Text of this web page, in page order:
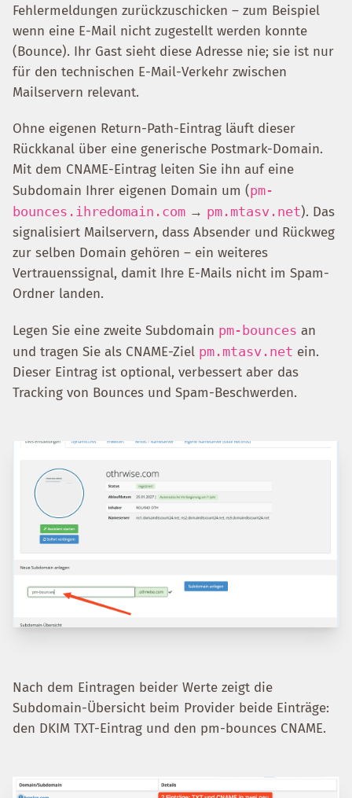
Fehlermeldungen zurückzuschicken – zum Beispiel
wenn eine E-Mail nicht zugestellt werden konnte
(Bounce). Ihr Gast sieht diese Adresse nie; sie ist nur
für den technischen E-Mail-Verkehr zwischen
Mailservern relevant.
Ohne eigenen Return-Path-Eintrag läuft dieser
Rückkanal über eine generische Postmark-Domain.
Mit dem CNAME-Eintrag leiten Sie ihn auf eine
Subdomain Ihrer eigenen Domain um (pm-
bounces.ihredomain.com → pm.mtasv.net). Das
signalisiert Mailservern, dass Absender und Rückweg
zur selben Domain gehören – ein weiteres
Vertrauenssignal, damit Ihre E-Mails nicht im Spam-
Ordner landen.
Legen Sie eine zweite Subdomain pm-bounces an
und tragen Sie als CNAME-Ziel pm.mtasv.net ein.
Dieser Eintrag ist optional, verbessert aber das
Tracking von Bounces und Spam-Beschwerden.
Nach dem Eintragen beider Werte zeigt die
Subdomain-Übersicht beim Provider beide Einträge:
den DKIM TXT-Eintrag und den pm-bounces CNAME.